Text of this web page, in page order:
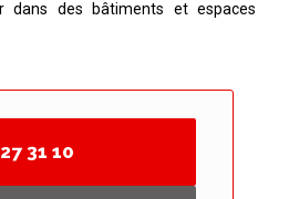
dans des bâtiments et espaces
31 10